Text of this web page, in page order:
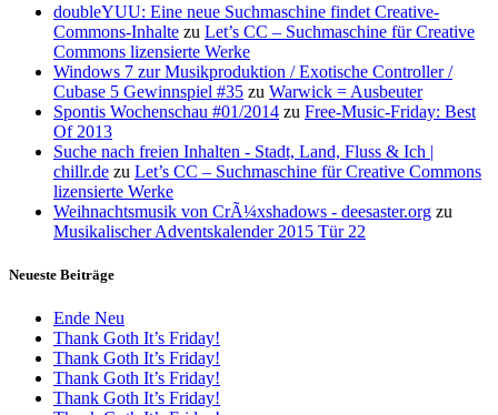
doubleYUU: Eine neue Suchmaschine findet Creative-
Commons-Inhalte zu Let’s CC – Suchmaschine für Creative
Commons lizensierte Werke
Windows 7 zur Musikproduktion / Exotische Controller /
Cubase 5 Gewinnspiel #35 zu Warwick = Ausbeuter
Spontis Wochenschau #01/2014 zu Free-Music-Friday: Best
Of 2013
Suche nach freien Inhalten - Stadt, Land, Fluss & Ich |
chillr.de zu Let’s CC – Suchmaschine für Creative Commons
lizensierte Werke
Weihnachtsmusik von CrÃ¼xshadows - deesaster.org zu
Musikalischer Adventskalender 2015 Tür 22
Neueste Beiträge
Ende Neu
Thank Goth It’s Friday!
Thank Goth It’s Friday!
Thank Goth It’s Friday!
Thank Goth It’s Friday!